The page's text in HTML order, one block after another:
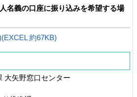
名義の口座に振り込みを希望する場
約67KB)
大矢野窓口センター